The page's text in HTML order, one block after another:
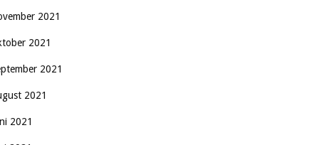
2021
2021
2021
2021
2021